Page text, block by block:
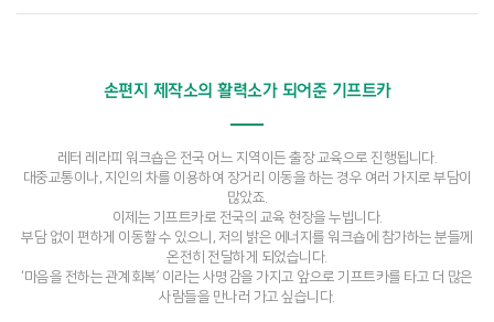
손편지 제작소의 활력소가 되어준 기프트카
레터 레라피 워크숍은 전국 어느 지역이든 출장 교육으로 진행됩니다.
대중교통이나, 지인의 차를 이용하여 장거리 이동을 하는 경우 여러 가지로 부담이
많았죠.
이제는 기프트카로 전국의 교육 현장을 누빕니다.
부담 없이 편하게 이동할 수 있으니, 저의 밝은 에너지를 워크숍에 참가하는 분들께
온전히 전달하게 되었습니다.
‘마음을 전하는 관계회복’ 이라는 사명감을 가지고 앞으로 기프트카를 타고 더 많은
사람들을 만나러 가고 싶습니다.